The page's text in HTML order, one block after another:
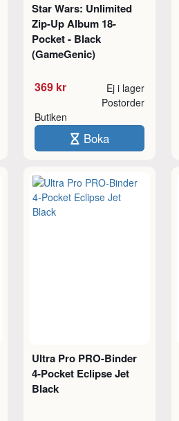
Star Wars: Unlimited
Zip-Up Album 18-
Pocket - Black
(GameGenic)
369 kr Ej i lager
Butiken
Postorder
Boka
Ultra Pro PRO-Binder
4-Pocket Eclipse Jet
Black